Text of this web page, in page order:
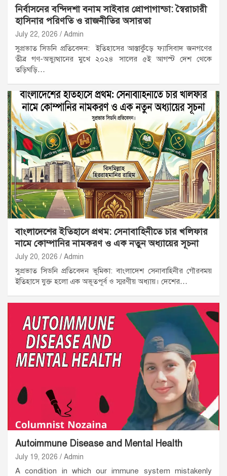
নির্বাসনের বন্দিদশা বনাম সাইবার প্রোপাগান্ডা: স্বৈরাচারী
হাসিনার পরিণতি ও রাজনীতির অসারতা
July 22, 2026 Admin
সুপ্রভাত সিডনি প্রতিবেদন: ইতিহাসের আস্তাকুঁড়ে ফ্যাসিবাদ জনগণের
তীব্র গণ-অভ্যুত্থানের মুখে ২০২৪ সালের ৫ই আগস্ট দেশ থেকে
তড়িঘড়ি…
বাংলাদেশের ইতিহাসে প্রথম: সেনাবাহিনীতে চার খলিফার
নামে কোম্পানির নামকরণ ও এক নতুন অধ্যায়ের সূচনা
July 20, 2026 Admin
সুপ্রভাত সিডনি প্রতিবেদন ভূমিকা: বাংলাদেশ সেনাবাহিনীর গৌরবময়
ইতিহাসে যুক্ত হলো এক অভূতপূর্ব ও স্মরণীয় অধ্যায়। দেশের…
Autoimmune Disease and Mental Health
July 19, 2026 Admin
A condition in which our immune system mistakenly